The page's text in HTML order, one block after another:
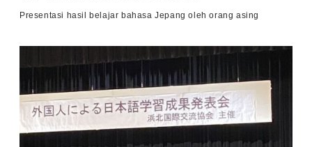
Presentasi hasil belajar bahasa Jepang oleh orang asing